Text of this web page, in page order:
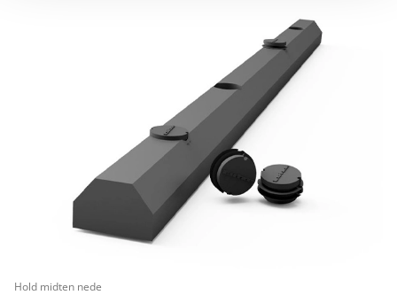
Hold midten nede